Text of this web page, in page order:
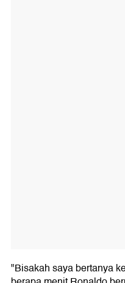
"Bisakah saya bertanya